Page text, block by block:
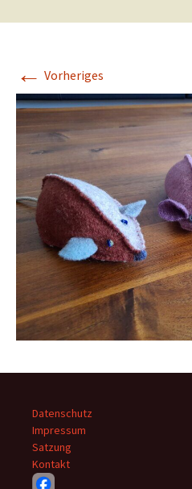
← Vorheriges
Datenschutz
Impressum
Satzung
Kontakt